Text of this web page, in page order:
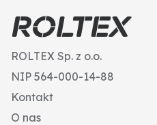
rękawicy
• przetestowane zgodnie z
• tył wykonany z
jedwabiu parasolowego
• ze ściągaczem
Artykuł sklepowy: tak
ROLTEX Sp. z o.o.
NIP 564-000-14-88
Kontakt
O nas